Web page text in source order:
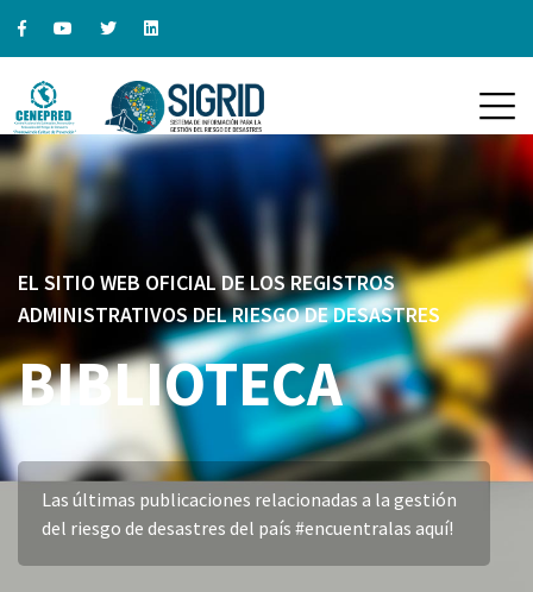
EL SITIO WEB OFICIAL DE LOS REGISTROS
ADMINISTRATIVOS DEL RIESGO DE DESASTRES
BIBLIOTECA
Las últimas publicaciones relacionadas a la gestión
del riesgo de desastres del país #encuentralas aquí!